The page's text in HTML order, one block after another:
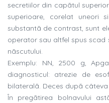
secretiilor din capãtul
superioare, corelat uneori
substantã de contrast, sunt
operator sau altfel spus scad
nãscutului.
Exemplu: NN, 2500 g,
diagnosticul: atrezie de
bilateralã. Deces dupã
În pregãtirea bolnavului